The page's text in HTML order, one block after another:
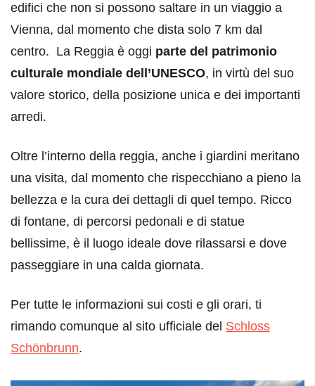
edifici che non si possono saltare in un viaggio a
Vienna, dal momento che dista solo 7 km dal
centro. La Reggia è oggi parte del patrimonio
culturale mondiale dell’UNESCO, in virtù del suo
valore storico, della posizione unica e dei importanti
arredi.
Oltre l’interno della reggia, anche i giardini meritano
una visita, dal momento che rispecchiano a pieno la
bellezza e la cura dei dettagli di quel tempo. Ricco
di fontane, di percorsi pedonali e di statue
bellissime, è il luogo ideale dove rilassarsi e dove
passeggiare in una calda giornata.
Per tutte le informazioni sui costi e gli orari, ti
rimando comunque al sito ufficiale del Schloss
Schönbrunn.